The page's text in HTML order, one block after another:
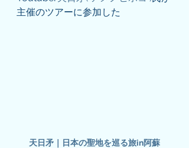
主催のツアーに参加した
天日矛｜日本の聖地を巡る旅in阿蘇